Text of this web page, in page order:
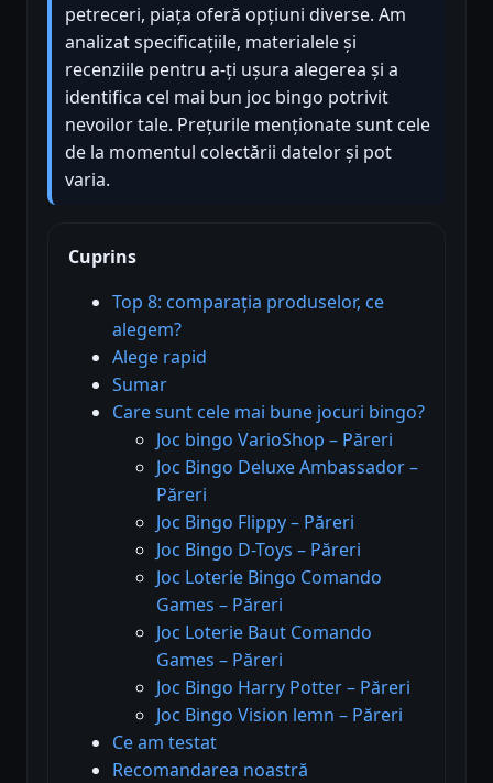
petreceri, piața oferă opțiuni diverse. Am
analizat specificațiile, materialele și
recenziile pentru a-ți ușura alegerea și a
identifica cel mai bun joc bingo potrivit
nevoilor tale. Prețurile menționate sunt cele
de la momentul colectării datelor și pot
varia.
Cuprins
Top 8: comparația produselor, ce
alegem?
Alege rapid
Sumar
Care sunt cele mai bune jocuri bingo?
Joc bingo VarioShop – Păreri
Joc Bingo Deluxe Ambassador –
Păreri
Joc Bingo Flippy – Păreri
Joc Bingo D-Toys – Păreri
Joc Loterie Bingo Comando
Games – Păreri
Joc Loterie Baut Comando
Games – Păreri
Joc Bingo Harry Potter – Păreri
Joc Bingo Vision lemn – Păreri
Ce am testat
Recomandarea noastră